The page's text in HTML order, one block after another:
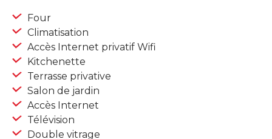
Four
Climatisation
Accès Internet privatif Wifi
Kitchenette
Terrasse privative
Salon de jardin
Accès Internet
Télévision
Double vitrage